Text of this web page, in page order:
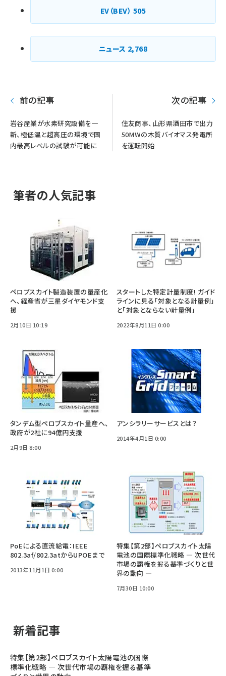
EV（BEV） 505
ニュース 2,768
前の記事
岩谷産業が水素研究設備を一
新、極低温と超高圧の環境で国
内最高レベルの試験が可能に
次の記事
住友商事、山形県酒田市で出力
50MWの木質バイオマス発電所
を運転開始
筆者の人気記事
ペロブスカイト製造装置の量産化
へ、経産省が三星ダイヤモンド支
援
2月10日 10:19
スタートした特定計量制度! ガイド
ラインに見る「対象となる計量例」
と「対象とならない計量例」
2022年8月11日 0:00
タンデム型ペロブスカイト量産へ、
政府が2社に94億円支援
2月9日 8:00
アンシラリーサービスとは？
2014年4月1日 0:00
PoEによる直流給電：IEEE
802.3af/802.3atからUPOEまで
2013年11月1日 0:00
特集【第2部】ペロブスカイト太陽
電池の国際標準化戦略 ― 次世代
市場の覇権を握る基準づくりと世
界の動向 ―
7月30日 10:00
新着記事
特集【第2部】ペロブスカイト太陽電池の国際
標準化戦略 ― 次世代市場の覇権を握る基準